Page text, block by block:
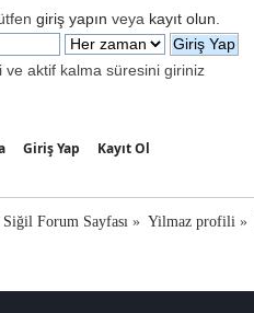
giriş yapın veya kayıt olun
ve aktif kalma süresini giriniz
Giriş Yap Kayıt Ol
Forum Sayfası » Yilmaz profili »